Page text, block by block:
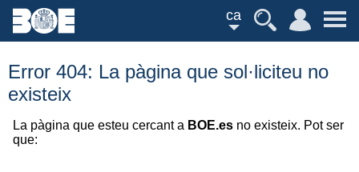
ca
Error 404: La pàgina que sol·liciteu no
existeix
La pàgina que esteu cercant a BOE.es no existeix. Pot ser
que: